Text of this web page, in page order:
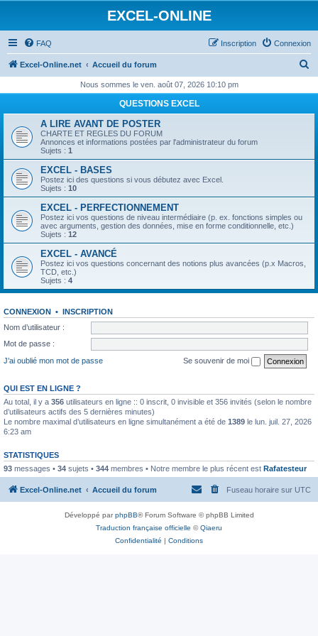
EXCEL-ONLINE
FAQ Connexion
Inscription
Excel-Online.net Accueil du forum
h
e
Nous sommes le ven. août 07, 2026 10:10 pm
QUESTIONS EXCEL
A LIRE AVANT DE POSTER
CHARTE ET REGLES DU FORUM
Annonces et informations postées par l'administrateur du forum
Sujets : 1
EXCEL - BASES
Postez ici des questions si vous débutez avec Excel.
Sujets : 10
EXCEL - PERFECTIONNEMENT
Postez ici vos questions de niveau intermédiaire (p. ex. fonctions simples ou
avec arguments, gestion des données, mise en forme conditionnelle, etc.)
Sujets : 12
EXCEL - AVANCÉ
Postez ici vos questions concernant des notions plus avancées (p.x Macros,
TCD, etc.)
Sujets : 4
CONNEXION • INSCRIPTION
Nom d’utilisateur :
Mot de passe :
J’ai oublié mon mot de passe
Se souvenir de moi
QUI EST EN LIGNE ?
Au total, il y a 356 utilisateurs en ligne :: 0 inscrit, 0 invisible et 356 invités (selon le nombre
d’utilisateurs actifs des 5 dernières minutes)
Le nombre maximal d’utilisateurs en ligne simultanément a été de 1389 le lun. juil. 27, 2026
6:23 am
STATISTIQUES
93 messages • 34 sujets • 344 membres • Notre membre le plus récent est Rafatesteur
Excel-Online.net Accueil du forum Fuseau horaire sur UTC
Développé parphpBB® Forum Software © phpBB Limited
Traduction française officielle ©Qiaeru
Confidentialité | Conditions